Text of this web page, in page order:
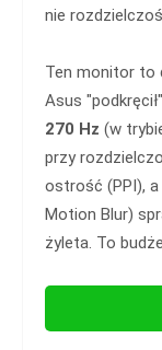
nie
Ten monitor to
Asus
270 Hz (w
przy
ostrość (PPI),
Motion Blur)
żyleta. To